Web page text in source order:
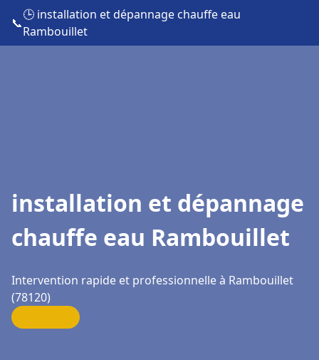
📞
🕒 installation et dépannage chauffe eau
Rambouillet
installation et dépannage
chauffe eau Rambouillet
Intervention rapide et professionnelle à Rambouillet
(78120)